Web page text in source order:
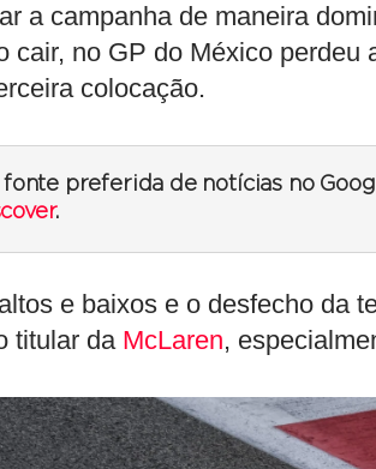
a campanha de maneira
cair, no GP do México perdeu
colocação.
fonte preferida de notícias no
.
e baixos e o desfecho da
titular da McLaren,